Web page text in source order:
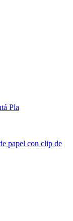
Pla
papel con clip de